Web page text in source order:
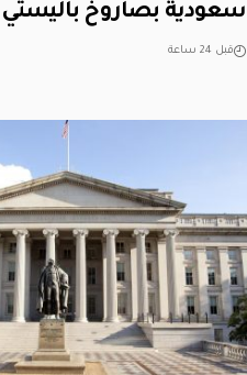
سعودية بصاروخ
قبل 24 ساعة